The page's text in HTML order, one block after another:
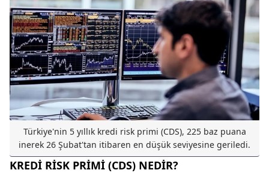
Türkiye'nin 5 yıllık kredi risk primi (CDS), 225 baz puana
inerek 26 Şubat'tan itibaren en düşük seviyesine geriledi.
KREDİ RİSK PRİMİ (CDS) NEDİR?